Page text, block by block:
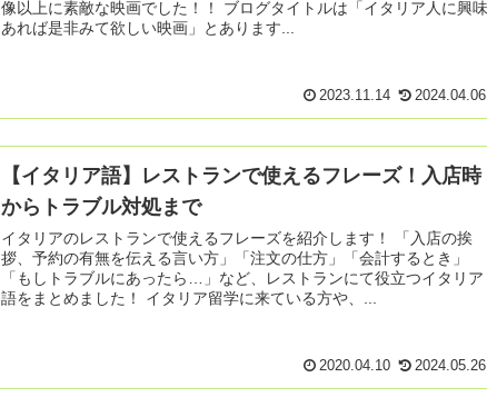
像以上に素敵な映画でした！！ ブログタイトルは「イタリア人に興味
あれば是非みて欲しい映画」とあります...
2023.11.14 2024.04.06
【イタリア語】レストランで使えるフレーズ！入店時
からトラブル対処まで
イタリアのレストランで使えるフレーズを紹介します！ 「入店の挨
拶、予約の有無を伝える言い方」「注文の仕方」「会計するとき」
「もしトラブルにあったら…」など、レストランにて役立つイタリア
語をまとめました！ イタリア留学に来ている方や、...
2020.04.10 2024.05.26